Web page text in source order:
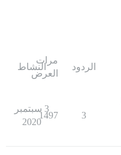
الردود
مرات
العرض
النشاط
3
1497
3 سبتمبر
2020